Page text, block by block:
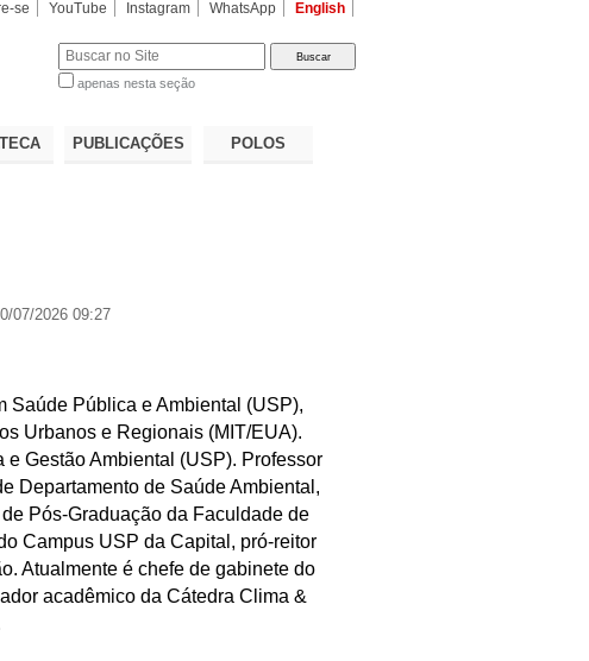
se YouTube Instagram WhatsApp English
apenas nesta seção
PUBLICAÇÕES POLOS
07/2026 09:27
Saúde Pública e Ambiental (USP),
Urbanos e Regionais (MIT/EUA).
e Gestão Ambiental (USP). Professor
Departamento de Saúde Ambiental,
Pós-Graduação da Faculdade de
Campus USP da Capital, pró-reitor
Atualmente é chefe de gabinete do
acadêmico da Cátedra Clima &